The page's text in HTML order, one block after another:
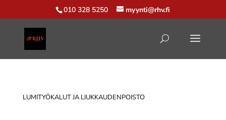
010 328 5250 myynti@rhv.fi
LUMITYÖKALUT JA LIUKKAUDENPOISTO